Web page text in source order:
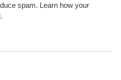
spam. Learn how your